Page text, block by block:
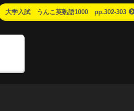
大学入試 うんこ英熟語1000 pp.302-303